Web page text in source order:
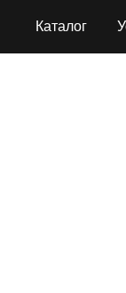
Каталог